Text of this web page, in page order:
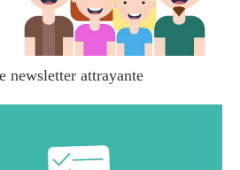
newsletter attrayante